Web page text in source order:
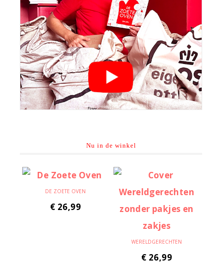
Nu in de winkel
DE ZOETE OVEN
€ 26,99
WERELDGERECHTEN
€ 26,99